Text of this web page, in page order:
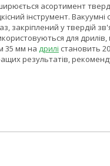
асортимент
інструмент.
закріплений у твердій
для
35 мм на дрилі становить
результатів,